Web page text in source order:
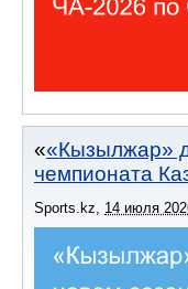
«Кызылжар»
чемпионата
Sports.kz, 14 июля